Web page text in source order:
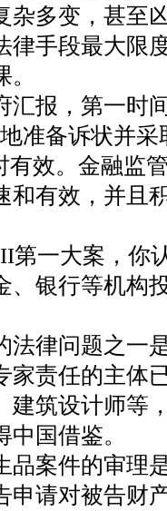
杂多变，甚至
律手段最大限
报，第一时
准备诉状并
有效。金融监
和有效，并且
一大案，你
、银行等机构
律问题之一
家责任的主体
建筑设计师等
国借鉴。
案件的审理
申请对被告财